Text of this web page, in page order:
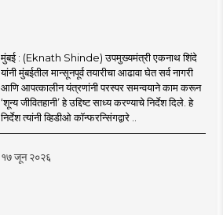
मुंबई : (Eknath Shinde) उपमुख्यमंत्री एकनाथ शिंदे
यांनी मुंबईतील मान्सूनपूर्व तयारीचा आढावा घेत सर्व नागरी
आणि आपत्कालीन यंत्रणांनी परस्पर समन्वयाने काम करून
‘शून्य जीवितहानी’ हे उद्दिष्ट साध्य करण्याचे निर्देश दिले. हे
निर्देश त्यांनी व्हिडीओ कॉन्फरन्सिंगद्वारे ..
१७ जून २०२६